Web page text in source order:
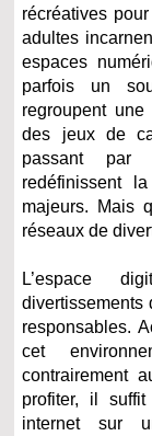
récréatives pour
adultes
espaces
parfois un
regroupent une
des jeux de
passant par
redéfinissent
majeurs. Mais
réseaux de
L’espace
divertissements
responsables.
cet
contrairement
profiter, il
internet sur